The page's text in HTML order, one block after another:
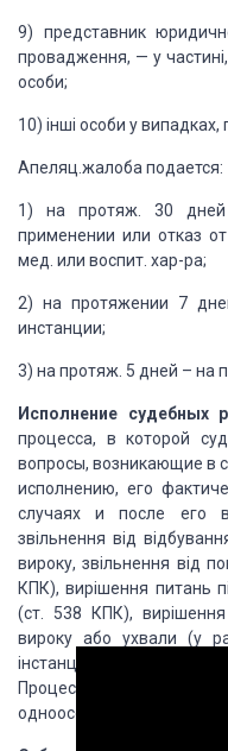
9) представник
провадження, — у
особи;
10) інші особи у
Апеляц.жалоба подается:
1) на протяж. 30
применении или отказ
мед. или воспит. хар-ра;
2) на протяжении 7
инстанции;
3) на протяж. 5 дней – на
Исполнение судебных
процесса, в которой
вопросы, возникающие в
исполнению, его
случаях и после его
звільнення від
вироку, звільнення від
КПК), вирішення питань
(ст. 538 КПК),
вироку або ухвали (у
інстанції строку
Процесуальні питання
одноособово.